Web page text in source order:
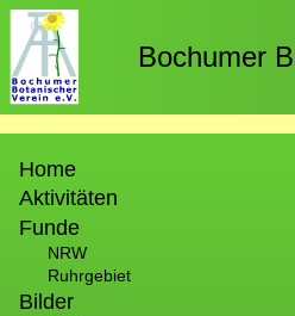
Direkt
zum
Inhalt
Bochumer
Home
Aktivitäten
Funde
NRW
Ruhrgebiet
Bilder